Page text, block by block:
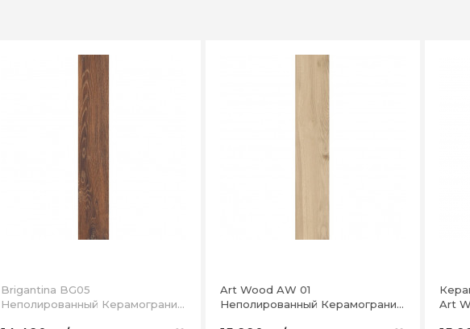
Brigantina BG05
Неполированный Керамогранит
Art Wood AW 01
Неполированный Керамогранит